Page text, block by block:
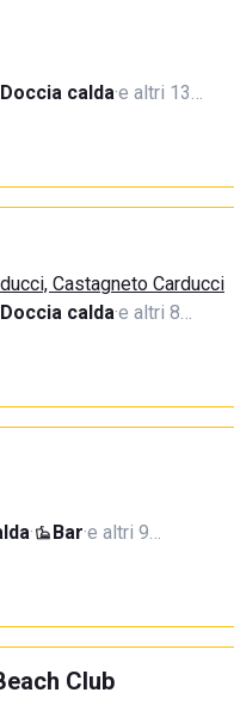
Doccia calda·e altri 13…
Castagneto Carducci
Doccia calda·e altri 8…
· Bar·e altri 9…
Club